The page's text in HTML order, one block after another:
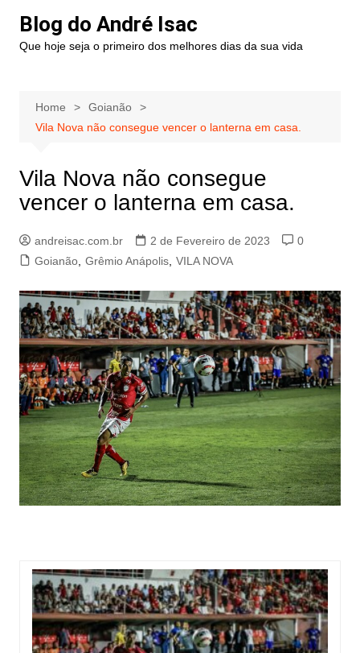
Blog do André Isac
Que hoje seja o primeiro dos melhores dias da sua vida
Home
Goianão
Vila Nova não consegue vencer o lanterna em casa.
Vila Nova não consegue
vencer o lanterna em casa.
andreisac.com.br 2 de Fevereiro de 2023
0
Goianão, Grêmio Anápolis, VILA NOVA